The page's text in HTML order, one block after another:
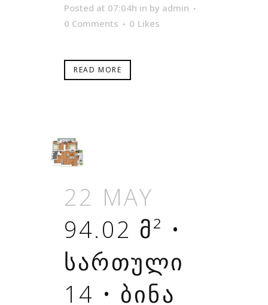
Posted at 07:04h in by admin
0 Comments
0 Likes
READ MORE
22 MAY
94.02 Მ² •
ᲡᲐᲠᲗᲣᲚᲘ
14 • ᲑᲘᲜᲐ